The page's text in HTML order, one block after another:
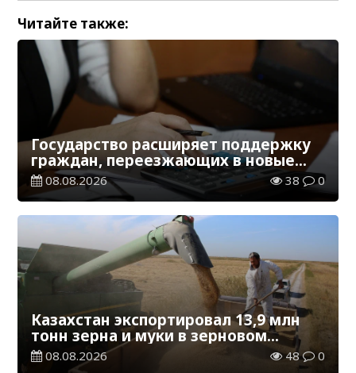
Читайте также:
Государство расширяет поддержку
граждан, переезжающих в новые
регионы для работы
08.08.2026 38 0
Казахстан экспортировал 13,9 млн
тонн зерна и муки в зерновом
эквиваленте
08.08.2026 48 0